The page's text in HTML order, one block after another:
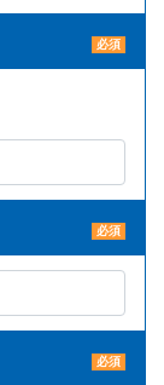
必須
必須
必須